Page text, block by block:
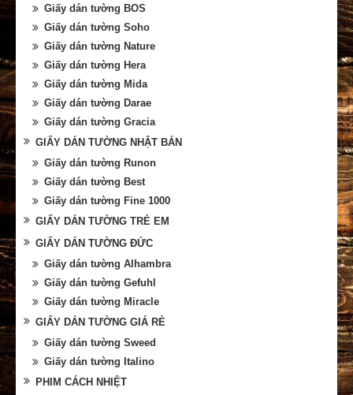
Giấy dán tường BOS
Giấy dán tường Soho
Giấy dán tường Nature
Giấy dán tường Hera
Giấy dán tường Mida
Giấy dán tường Darae
Giấy dán tường Gracia
GIẤY DÁN TƯỜNG NHẬT BẢN
Giấy dán tường Runon
Giấy dán tường Best
Giấy dán tường Fine 1000
GIẤY DÁN TƯỜNG TRẺ EM
GIẤY DÁN TƯỜNG ĐỨC
Giấy dán tường Alhambra
Giấy dán tường Gefuhl
Giấy dán tường Miracle
GIẤY DÁN TƯỜNG GIÁ RẺ
Giấy dán tường Sweed
Giấy dán tường Italino
PHIM CÁCH NHIỆT